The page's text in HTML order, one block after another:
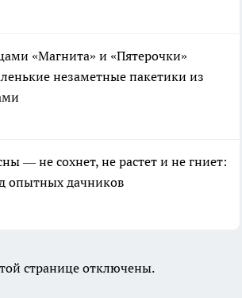
«Магнита» и «Пятерочки»
незаметные пакетики из
— не сохнет, не растет и не гниет:
опытных дачников
странице отключены.